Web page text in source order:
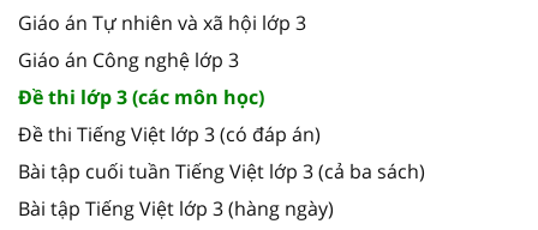
Giáo án Tự nhiên và xã hội lớp 3
Giáo án Công nghệ lớp 3
Đề thi lớp 3 (các môn học)
Đề thi Tiếng Việt lớp 3 (có đáp án)
Bài tập cuối tuần Tiếng Việt lớp 3 (cả ba sách)
Bài tập Tiếng Việt lớp 3 (hàng ngày)